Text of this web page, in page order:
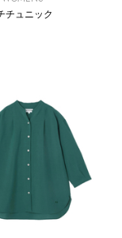
チュニック